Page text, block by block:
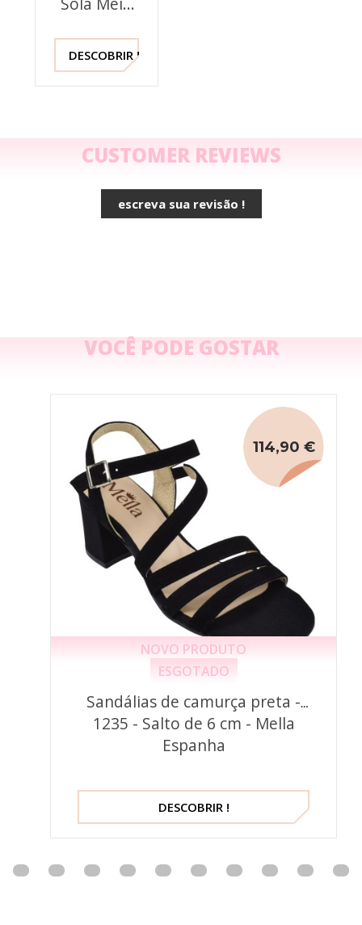
DESCOBRIR !
CUSTOMER REVIEWS
escreva sua revisão !
VOCÊ PODE GOSTAR
NOVO PRODUTO
ESGOTADO
Sandálias de camurça preta -
1235 - Salto de 6 cm - Mella
Espanha
114,90 €
DESCOBRIR !